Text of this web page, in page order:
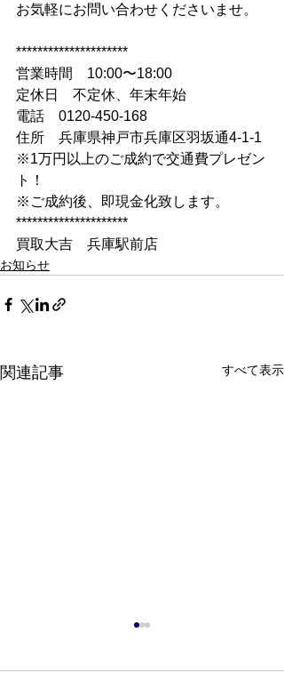
お気軽にお問い合わせくださいませ。
*********************
営業時間　10:00〜18:00
定休日　不定休、年末年始
電話　0120-450-168
住所　兵庫県神戸市兵庫区羽坂通4-1-1
※1万円以上のご成約で交通費プレゼン
ト！
※ご成約後、即現金化致します。
*********************
買取大吉　兵庫駅前店
お知らせ
関連記事 すべて表示